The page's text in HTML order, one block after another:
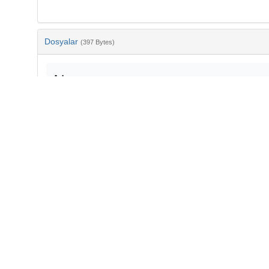
Dosyalar (397 Bytes)
Ad